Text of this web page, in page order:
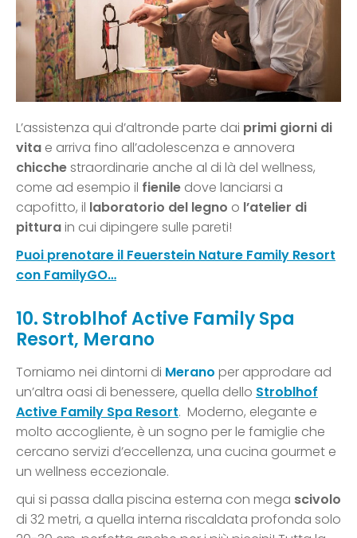
L’assistenza qui d’altronde parte dai primi giorni di
vita e arriva fino all’adolescenza e annovera
chicchestraordinarie anche al di là del wellness,
come ad esempio il fienile dove lanciarsi a
capofitto, il laboratorio del legno o l’atelier di
pitturain cui dipingere sulle pareti!
Puoi prenotare il Feuerstein Nature Family Resort
con FamilyGO…
10. Stroblhof Active Family Spa
Resort, Merano
Torniamo nei dintorni di Merano per approdare ad
un’altra oasi di benessere, quella dello Stroblhof
Active Family Spa Resort. Moderno, elegante e
molto accogliente, è un sogno per le famiglie che
cercano servizi d’eccellenza, una cucina gourmet e
un wellness eccezionale.
qui si passa dalla piscina esterna con mega scivolo
di 32 metri, a quella interna riscaldata profonda solo